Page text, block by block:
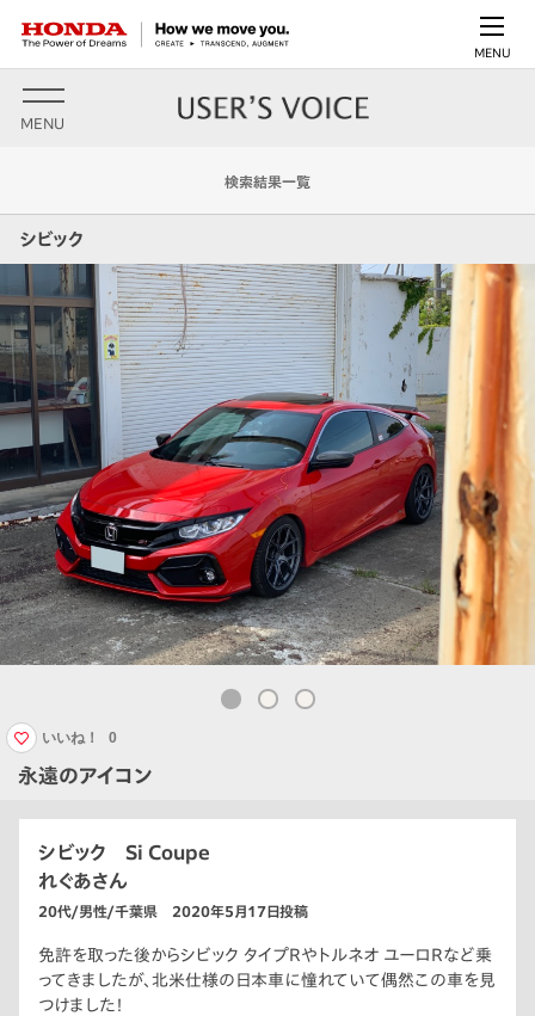
MENU
MENU
検索結果一覧
シビック
永遠のアイコン
いいね！ 0
シビック Si Coupe
れぐあさん
20代/男性/千葉県 2020年5月17日投稿
免許を取った後からシビック タイプRやトルネオ ユーロRなど乗
ってきましたが、北米仕様の日本車に憧れていて偶然この車を見
つけました！